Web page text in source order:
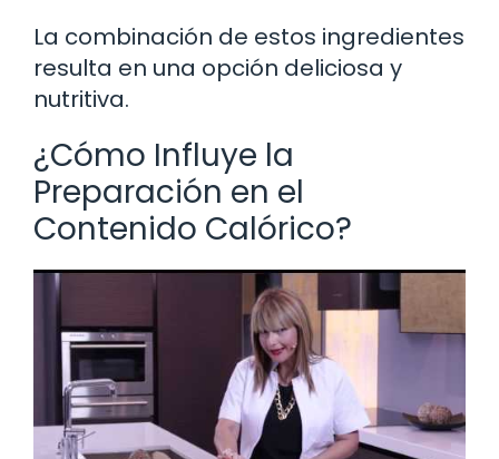
La combinación de estos ingredientes
resulta en una opción deliciosa y
nutritiva.
¿Cómo Influye la
Preparación en el
Contenido Calórico?